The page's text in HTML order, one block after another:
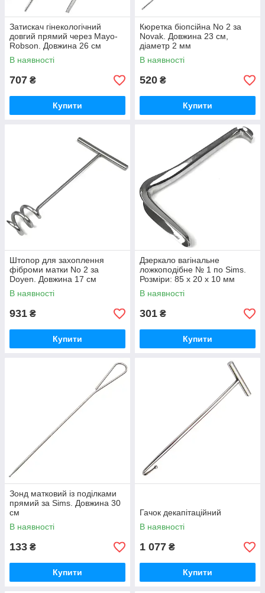
Затискач гінекологічний
довгий прямий через Mayo-
Robson. Довжина 26 см
В наявності
707 ₴
Купити
Кюретка біопсійна No 2 за
Novak. Довжина 23 см,
діаметр 2 мм
В наявності
520 ₴
Купити
Штопор для захоплення
фіброми матки No 2 за
Doyen. Довжина 17 см
В наявності
931 ₴
Купити
Дзеркало вагінальне
ложкоподібне № 1 по Sims.
Розміри: 85 х 20 х 10 мм
В наявності
301 ₴
Купити
Зонд матковий із поділками
прямий за Sims. Довжина 30
см
В наявності
133 ₴
Купити
Гачок декапітаційний
В наявності
1 077 ₴
Купити